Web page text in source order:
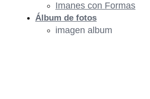
Imanes con Formas
Álbum de fotos
imagen album